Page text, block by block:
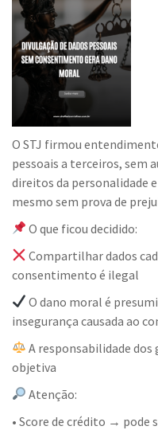
O STJ firmou
pessoais a terceiros, sem
direitos da personalidade
mesmo sem prova de
O que ficou decidido:
Compartilhar dados
consentimento é ilegal
O dano moral é
insegurança causada ao
A responsabilidade dos
objetiva
Atenção:
• Score de crédito → pode